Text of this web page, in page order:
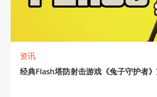
资讯
经典Flash塔防射击游戏《兔子守护者